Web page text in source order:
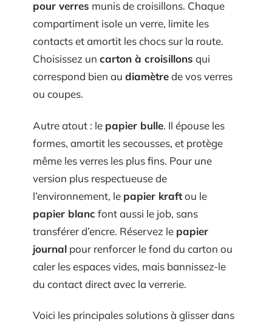
pour verres munis de croisillons. Chaque
compartiment isole un verre, limite les
contacts et amortit les chocs sur la route.
Choisissez un carton à croisillons qui
correspond bien au diamètrede vos verres
ou coupes.
Autre atout : le papier bulle. Il épouse les
formes, amortit les secousses, et protège
même les verres les plus fins. Pour une
version plus respectueuse de
l’environnement, le papier kraftou le
papier blanc font aussi le job, sans
transférer d’encre. Réservez le papier
journal pour renforcer le fond du carton ou
caler les espaces vides, mais bannissez-le
du contact direct avec la verrerie.
Voici les principales solutions à glisser dans